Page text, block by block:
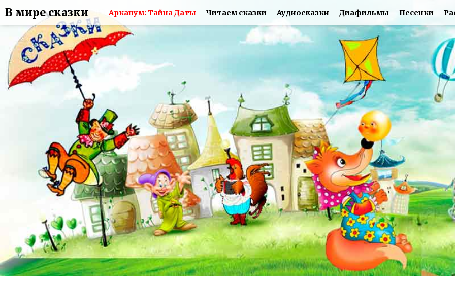
В мире сказки Арканум: Тайна Даты Читаем сказки Аудиосказки Диафильмы Песенки